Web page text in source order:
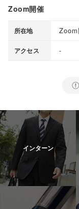
Zoom開催
所在地
アクセス -
インターン